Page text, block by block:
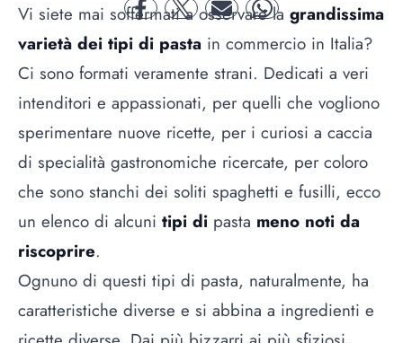
facebooktwitter mail whatsapp
Vi siete mai soffermati a osservare la grandissima
varietà dei tipi di pasta in commercio in Italia?
Ci sono formati veramente strani. Dedicati a veri
intenditori e appassionati, per quelli che vogliono
sperimentare nuove ricette, per i curiosi a caccia
di specialità gastronomiche ricercate, per coloro
che sono stanchi dei soliti spaghetti e fusilli, ecco
un elenco di alcuni tipi di pasta meno noti da
riscoprire.
Ognuno di questi tipi di pasta, naturalmente, ha
caratteristiche diverse e si abbina a ingredienti e